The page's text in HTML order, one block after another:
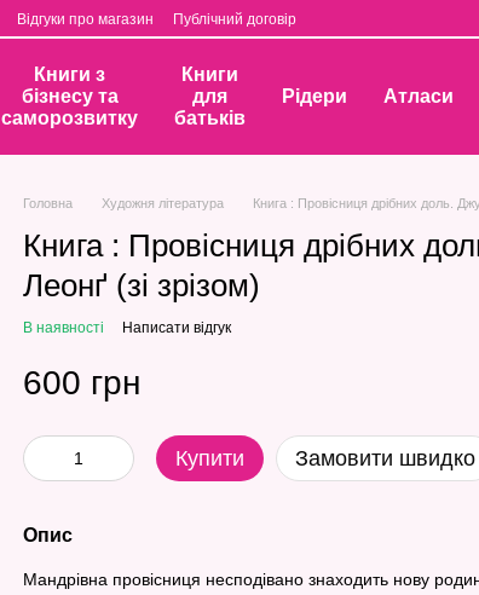
Відгуки про магазин Публічний договір
Книги з
бізнесу та
саморозвитку
Книги
для
батьків
Рідери Атласи
Головна Художня література Книга : Провісниця дрібних доль.
Книга : Провісниця дрібних
Леонґ (зі зрізом)
В наявності Написати відгук
600 грн
Купити Замовити швидко
Опис
Мандрівна провісниця несподівано знаходить нову